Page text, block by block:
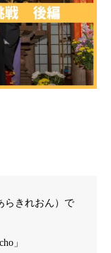
らきれおん）で
」